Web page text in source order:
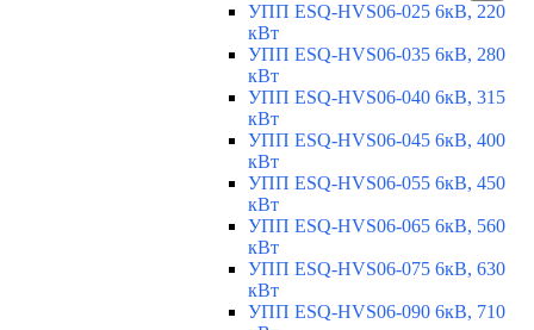
УПП ESQ-HVS06-025 6кВ, 220
кВт
УПП ESQ-HVS06-035 6кВ, 280
кВт
УПП ESQ-HVS06-040 6кВ, 315
кВт
УПП ESQ-HVS06-045 6кВ, 400
кВт
УПП ESQ-HVS06-055 6кВ, 450
кВт
УПП ESQ-HVS06-065 6кВ, 560
кВт
УПП ESQ-HVS06-075 6кВ, 630
кВт
УПП ESQ-HVS06-090 6кВ, 710